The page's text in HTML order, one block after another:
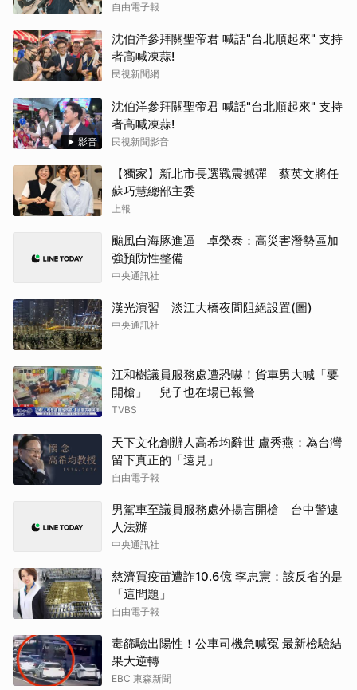
自由電子報
沈伯洋參拜關聖帝君 喊話"台北順起來" 支持
者高喊凍蒜!
民視新聞網
影音
沈伯洋參拜關聖帝君 喊話"台北順起來" 支持
者高喊凍蒜!
民視新聞影音
【獨家】新北市長選戰震撼彈 蔡英文將任
蘇巧慧總部主委
上報
颱風白海豚進逼 卓榮泰：高災害潛勢區加
強預防性整備
中央通訊社
漢光演習 淡江大橋夜間阻絕設置(圖)
中央通訊社
江和樹議員服務處遭恐嚇！貨車男大喊「要
開槍」 兒子也在場已報警
TVBS
天下文化創辦人高希均辭世 盧秀燕：為台灣
留下真正的「遠見」
自由電子報
男駕車至議員服務處外揚言開槍 台中警逮
人法辦
中央通訊社
慈濟買疫苗遭詐10.6億 李忠憲：該反省的是
「這問題」
自由電子報
毒篩驗出陽性！公車司機急喊冤 最新檢驗結
果大逆轉
EBC 東森新聞